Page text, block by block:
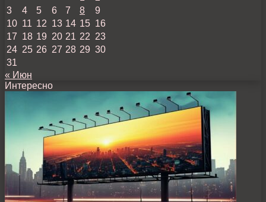
3
4 5 6 7 8
9
10 11 12 13 14 15 16
17 18 19 20 21 22 23
24 25 26 27 28 29 30
31
« Июн
Интересно